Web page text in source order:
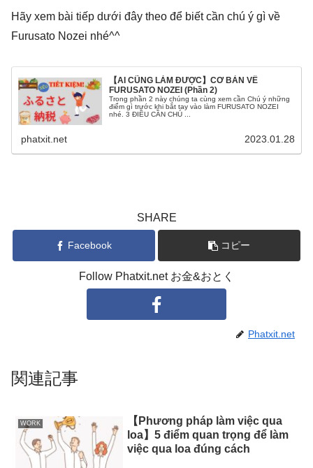
Hãy xem bài tiếp dưới đây theo để biết cần chú ý gì về
Furusato Nozei nhé^^
【AI CŨNG LÀM ĐƯỢC】CƠ BẢN VỀ
FURUSATO NOZEI (Phần 2)
Trong phần 2 này chúng ta cùng xem cần Chú ý những
điểm gì trước khi bắt tay vào làm FURUSATO NOZEI
nhé. 3 ĐIỀU CẦN CHÚ ...
phatxit.net 2023.01.28
SHARE
Facebook コピー
Follow Phatxit.net お金&おとく
Phatxit.net
関連記事
WORK
【Phương pháp làm việc qua
loa】5 điểm quan trọng để làm
việc qua loa đúng cách